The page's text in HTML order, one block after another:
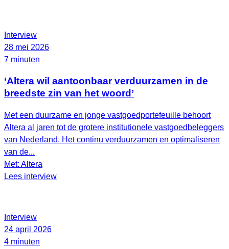
Interview
28 mei 2026
7 minuten
‘Altera wil aantoonbaar verduurzamen in de
breedste zin van het woord’
Met een duurzame en jonge vastgoedportefeuille behoort
Altera al jaren tot de grotere institutionele vastgoedbeleggers
van Nederland. Het continu verduurzamen en optimaliseren
van de...
Met: Altera
Lees interview
Interview
24 april 2026
4 minuten